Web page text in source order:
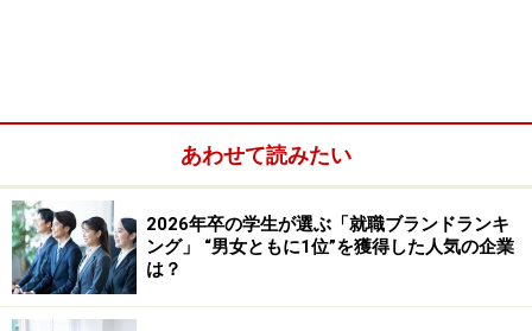
あわせて読みたい
2026年卒の学生が選ぶ「就職ブランドランキ
ング」 “男女ともに1位”を獲得した人気の企業
は？